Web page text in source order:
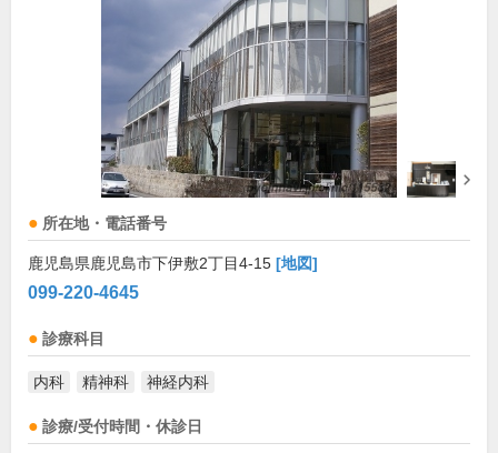
所在地・電話番号
鹿児島県鹿児島市下伊敷2丁目4-15 [地図]
099-220-4645
診療科目
内科 精神科 神経内科
診療/受付時間・休診日